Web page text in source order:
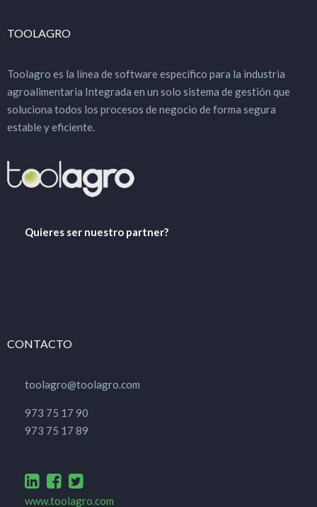
TOOLAGRO
Toolagro es la línea de software específico para la industria
agroalimentaria Integrada en un solo sistema de gestión que
soluciona todos los procesos de negocio de forma segura
estable y eficiente.
Quieres ser nuestro partner?
CONTACTO
toolagro@toolagro.com
973 75 17 90
973 75 17 89
www.toolagro.com